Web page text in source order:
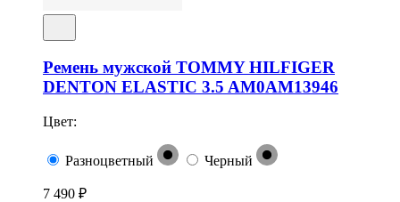
Ремень мужской TOMMY HILFIGER
DENTON ELASTIC 3.5 AM0AM13946
Цвет:
Разноцветный Черный
7 490 ₽